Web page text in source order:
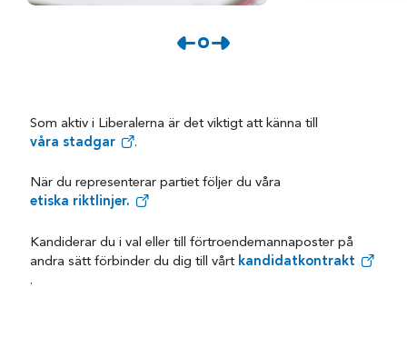
Som aktiv i Liberalerna är det viktigt att känna till
våra stadgar
.
När du representerar partiet följer du våra
etiska riktlinjer.
Kandiderar du i val eller till förtroendemannaposter på
andra sätt förbinder du dig till vårt kandidatkontrakt
.